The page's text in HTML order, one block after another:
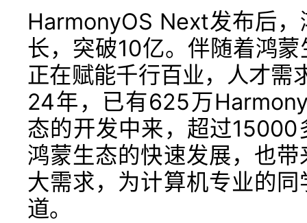
HarmonyOS Next发布后
长，突破10亿。伴随着鸿
正在赋能千行百业，人才需
24年，已有625万
态的开发中来，超过
鸿蒙生态的快速发展，也
大需求，为计算机专业的
道。